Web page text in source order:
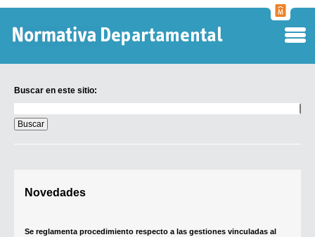
Buscar en este sitio:
en
este
sitio:
Novedades
Se reglamenta procedimiento respecto a las gestiones vinculadas al